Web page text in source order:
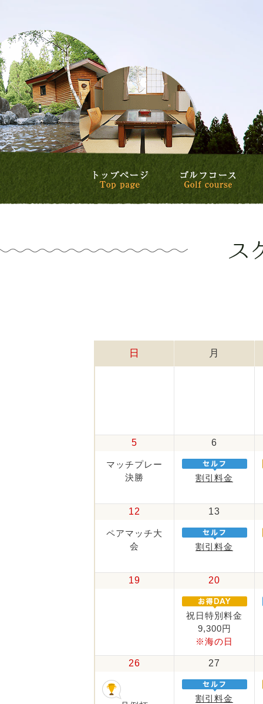
ゴル
トップページ
日 月
5
マッチプレー
決勝
6
割引料金
12
ペアマッチ大
会
13
割引料金
19 20
祝日特別料金
9,300円
※海の日
26 27
割引料金